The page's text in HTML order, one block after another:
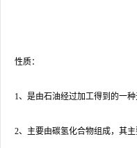
性质：
1、是由石油经过加工得到的一
2、主要由碳氢化合物组成，其主